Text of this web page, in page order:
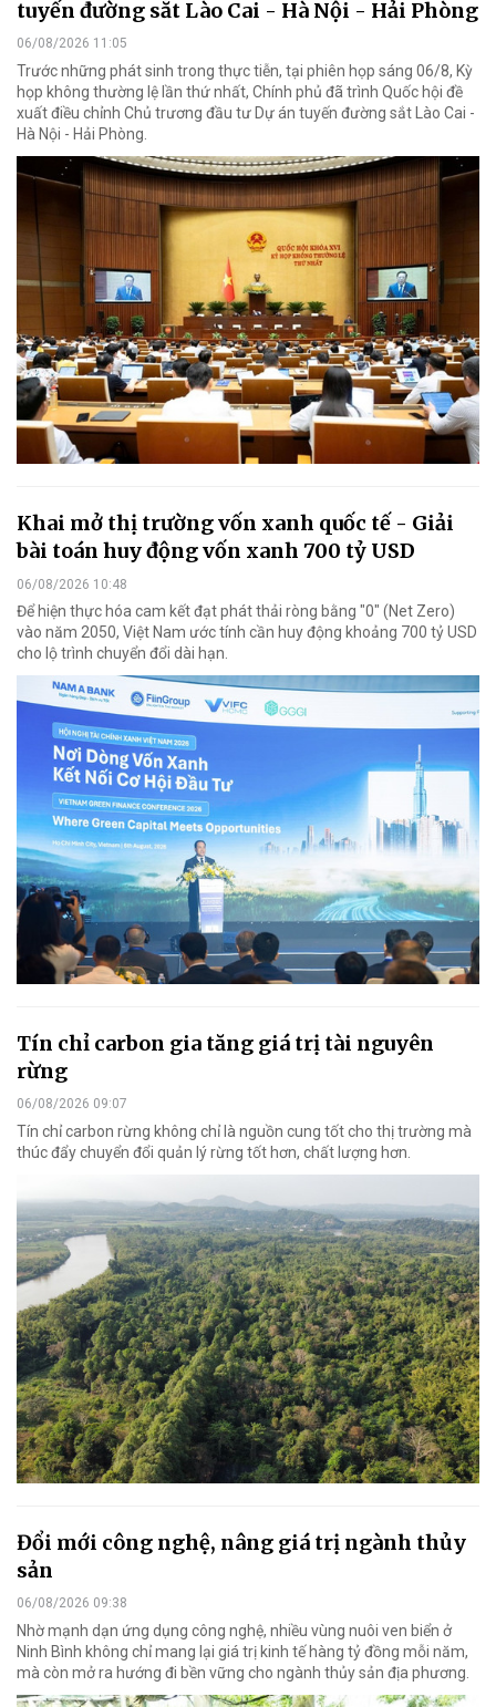
tuyến đường sắt Lào Cai - Hà Nội - Hải Phòng
06/08/2026 11:05
Trước những phát sinh trong thực tiễn, tại phiên họp sáng 06/8, Kỳ
họp không thường lệ lần thứ nhất, Chính phủ đã trình Quốc hội đề
xuất điều chỉnh Chủ trương đầu tư Dự án tuyến đường sắt Lào Cai -
Hà Nội - Hải Phòng.
Khai mở thị trường vốn xanh quốc tế - Giải
bài toán huy động vốn xanh 700 tỷ USD
06/08/2026 10:48
Để hiện thực hóa cam kết đạt phát thải ròng bằng "0" (Net Zero)
vào năm 2050, Việt Nam ước tính cần huy động khoảng 700 tỷ USD
cho lộ trình chuyển đổi dài hạn.
Tín chỉ carbon gia tăng giá trị tài nguyên
rừng
06/08/2026 09:07
Tín chỉ carbon rừng không chỉ là nguồn cung tốt cho thị trường mà
thúc đẩy chuyển đổi quản lý rừng tốt hơn, chất lượng hơn.
Đổi mới công nghệ, nâng giá trị ngành thủy
sản
06/08/2026 09:38
Nhờ mạnh dạn ứng dụng công nghệ, nhiều vùng nuôi ven biển ở
Ninh Bình không chỉ mang lại giá trị kinh tế hàng tỷ đồng mỗi năm,
mà còn mở ra hướng đi bền vững cho ngành thủy sản địa phương.